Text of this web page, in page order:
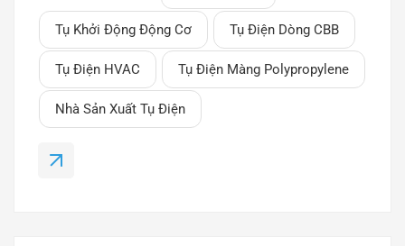
thường được sử dụng trong các ứng dụng vận
hành động cơ và HVAC.Tụ điện màng dòng CBB là
gì?Tụ điện dòng CBB là một loại tụ điện màng
polypropylen mạ kim loại (MPP) được thiết kế cho
các ứng dụng dòng điện xoay chiều. Nó thường
được sử dụng làm tụ khởi động động cơ, cung cấp
động cơ trong quá trình hoạt động.Các sản phẩm
Tụ Khởi Động Động Cơ Tụ Điện Dòng CBB
Tụ Điện HVAC Tụ Điện Màng Polypropylene
Nhà Sản Xuất Tụ Điện